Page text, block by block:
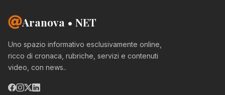
Aranova • NET
Uno spazio informativo esclusivamente online,
ricco di cronaca, rubriche, servizi e contenuti
video, con news..